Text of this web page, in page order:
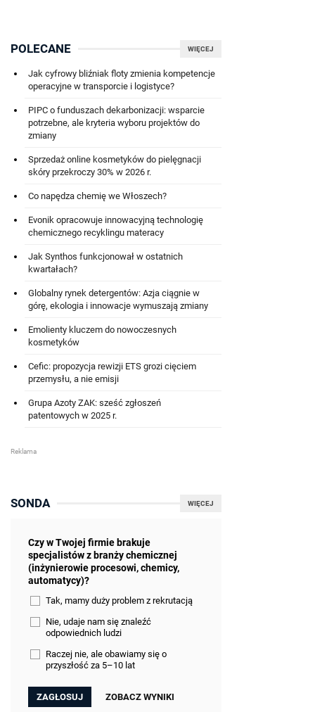
WIĘCEJ
POLECANE
Jak cyfrowy bliźniak floty zmienia kompetencje
operacyjne w transporcie i logistyce?
PIPC o funduszach dekarbonizacji: wsparcie
potrzebne, ale kryteria wyboru projektów do
zmiany
Sprzedaż online kosmetyków do pielęgnacji
skóry przekroczy 30% w 2026 r.
Co napędza chemię we Włoszech?
Evonik opracowuje innowacyjną technologię
chemicznego recyklingu materacy
Jak Synthos funkcjonował w ostatnich
kwartałach?
Globalny rynek detergentów: Azja ciągnie w
górę, ekologia i innowacje wymuszają zmiany
Emolienty kluczem do nowoczesnych
kosmetyków
Cefic: propozycja rewizji ETS grozi cięciem
przemysłu, a nie emisji
Grupa Azoty ZAK: sześć zgłoszeń
patentowych w 2025 r.
WIĘCEJ
SONDA
Czy w Twojej firmie brakuje
specjalistów z branży chemicznej
(inżynierowie procesowi, chemicy,
automatycy)?
Tak, mamy duży problem z rekrutacją
Nie, udaje nam się znaleźć
odpowiednich ludzi
Raczej nie, ale obawiamy się o
przyszłość za 5–10 lat
ZOBACZ WYNIKI